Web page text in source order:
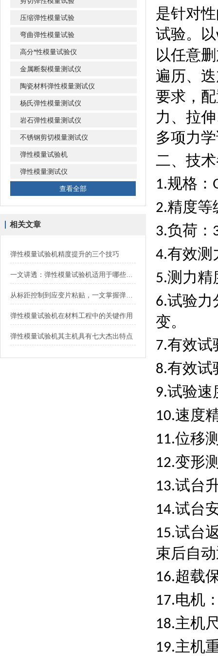
压缩弹性模量试验
弯曲弹性模量试验
高分*性模量试验仪
金属断裂模量测试仪
陶瓷材料弹性模量测试仪
杨氏弹性模量测试仪
岩石弹性模量测试仪
不锈钢剪切模量测试仪
弹性模量试验机
弹性模量测试仪
查看全部
相关文章
弹性模量试验机精度提升的三个技巧
弹性模量试验机在材料工程中的关键作用
弹性模量试验机其主机具有七大杰出特点
是针对
试验。以
以任意
遍历、
要求，
力、拉
多项力
二、 技
1.规格：
2.精度等
3.负荷：
4.有效测
5.测力精
6.试验力
变。
7.有效试
8.有效试
9.试验速
10.速度
11.位移
12.变形
13.试台
14.试台
15.试台
束后自
16.超载
17.电机
18.主机
19.主机